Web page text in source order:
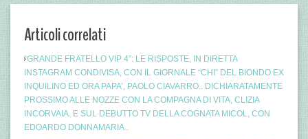
Articoli correlati
“GRANDE FRATELLO VIP 4”: LE RISPOSTE, IN DIRETTA
INSTAGRAM CONDIVISA, CON IL GIORNALE “CHI” DEL BIONDO EX
INQUILINO ED ORA PAPA’, PAOLO CIAVARRO.. DICHIARATAMENTE
PROSSIMO ALLE NOZZE CON LA COMPAGNA DI VITA, CLIZIA
INCORVAIA. E SUL DEBUTTO TV DELLA COGNATA MICOL, CON
EDOARDO DONNAMARIA..